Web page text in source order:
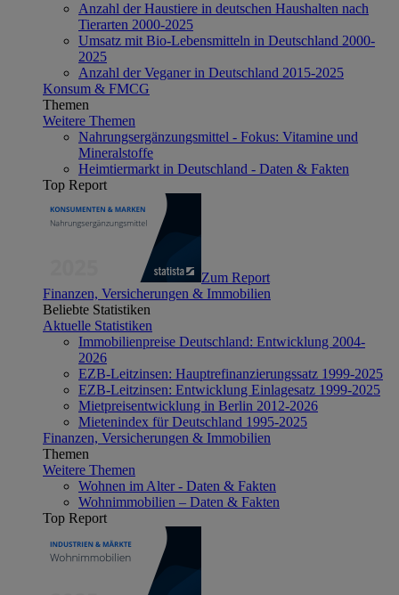
Anzahl der Haustiere in deutschen Haushalten nach
Tierarten 2000-2025
Umsatz mit Bio-Lebensmitteln in Deutschland 2000-
2025
Anzahl der Veganer in Deutschland 2015-2025
Konsum & FMCG
Themen
Weitere Themen
Nahrungsergänzungsmittel - Fokus: Vitamine und
Mineralstoffe
Heimtiermarkt in Deutschland - Daten & Fakten
Top Report
Zum Report
Finanzen, Versicherungen & Immobilien
Beliebte Statistiken
Aktuelle Statistiken
Immobilienpreise Deutschland: Entwicklung 2004-
2026
EZB-Leitzinsen: Hauptrefinanzierungssatz 1999-2025
EZB-Leitzinsen: Entwicklung Einlagesatz 1999-2025
Mietpreisentwicklung in Berlin 2012-2026
Mietenindex für Deutschland 1995-2025
Finanzen, Versicherungen & Immobilien
Themen
Weitere Themen
Wohnen im Alter - Daten & Fakten
Wohnimmobilien – Daten & Fakten
Top Report